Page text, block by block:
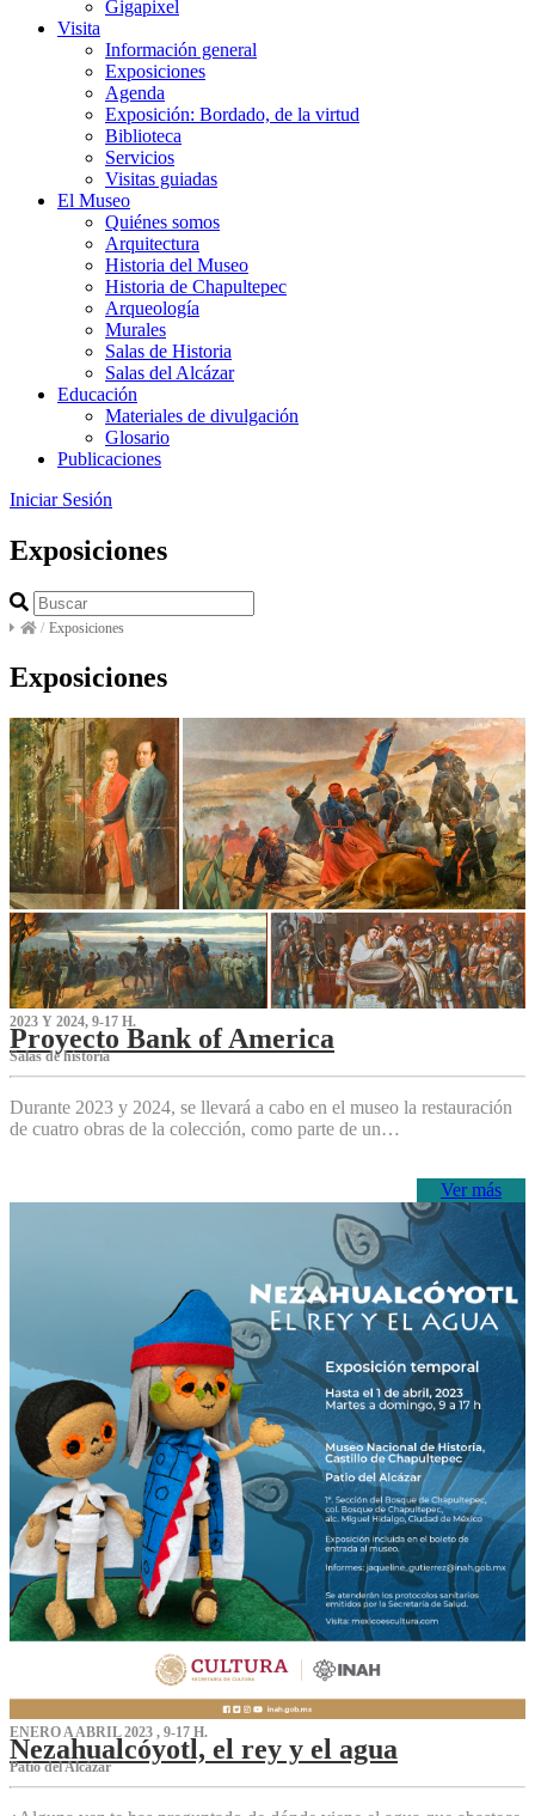
Gigapixel
Visita
Información general
Exposiciones
Agenda
Exposición: Bordado, de la virtud
Biblioteca
Servicios
Visitas guiadas
El Museo
Quiénes somos
Arquitectura
Historia del Museo
Historia de Chapultepec
Arqueología
Murales
Salas de Historia
Salas del Alcázar
Educación
Materiales de divulgación
Glosario
Publicaciones
Iniciar Sesión
Exposiciones
/ Exposiciones
Exposiciones
2023 Y 2024, 9-17 H.
Proyecto Bank of America
S‌alas de historia
Durante 2023 y 2024, se llevará a cabo en el museo la restauración
de cuatro obras de la colección, como parte de un…
Ver más
ENERO A ABRIL 2023 , 9-17 H.
Nezahualcóyotl, el rey y el agua
Patio del Alcázar